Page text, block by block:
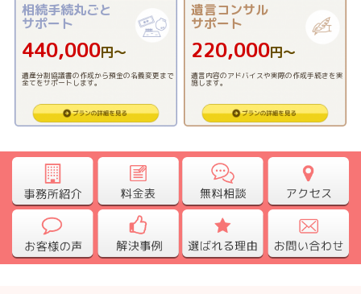
相続手続丸ごと
サポート
440,000円〜
遺産分割協議書の作成から預金の名義変更まで
全てをサポートします。
遺言コンサル
サポート
220,000円〜
遺言内容のアドバイスや実際の作成手続きを実
施します。